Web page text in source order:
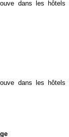
dans les
dans les